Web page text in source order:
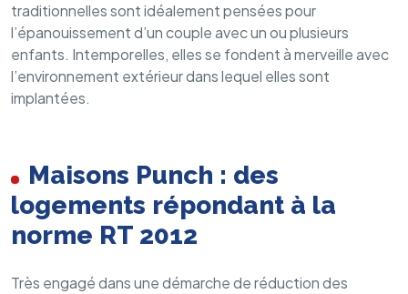
traditionnelles sont idéalement pensées pour
l’épanouissement d’un couple avec un ou plusieurs
enfants. Intemporelles, elles se fondent à merveille avec
l’environnement extérieur dans lequel elles sont
implantées.
Maisons Punch : des
logements répondant à la
norme RT 2012
Très engagé dans une démarche de réduction des